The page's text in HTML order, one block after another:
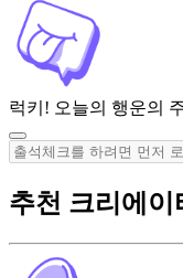
럭키! 오늘의 행운의
추천 크리에이